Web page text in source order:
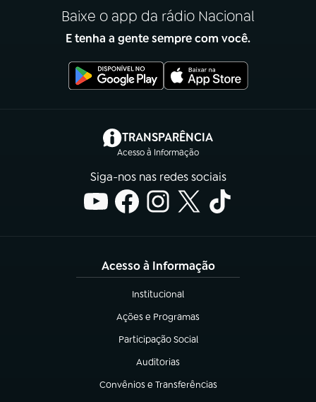
Baixe o app da rádio Nacional
E tenha a gente sempre com você.
TRANSPARÊNCIA
Acesso à Informação
(abre em nova aba)
Siga-nos nas redes sociais
Acesso à Informação
Institucional
(abre em nova aba)
Ações e Programas
(abre em nova aba)
Participação Social
(abre em nova aba)
Auditorias
(abre em nova aba)
Convênios e Transferências
(abre em nova aba)